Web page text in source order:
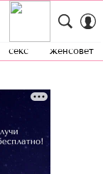
секс женсовет